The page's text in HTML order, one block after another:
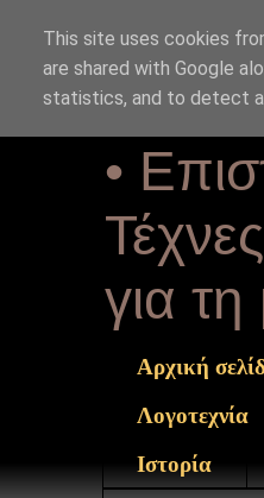
•
για
Αρχική
Λογοτεχνία
Ιστορία
This site uses cookies
are shared with Google
statistics, and to detect